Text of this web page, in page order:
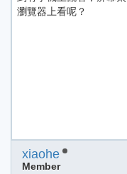
瀏覽器上看呢？
xiaohe
Member